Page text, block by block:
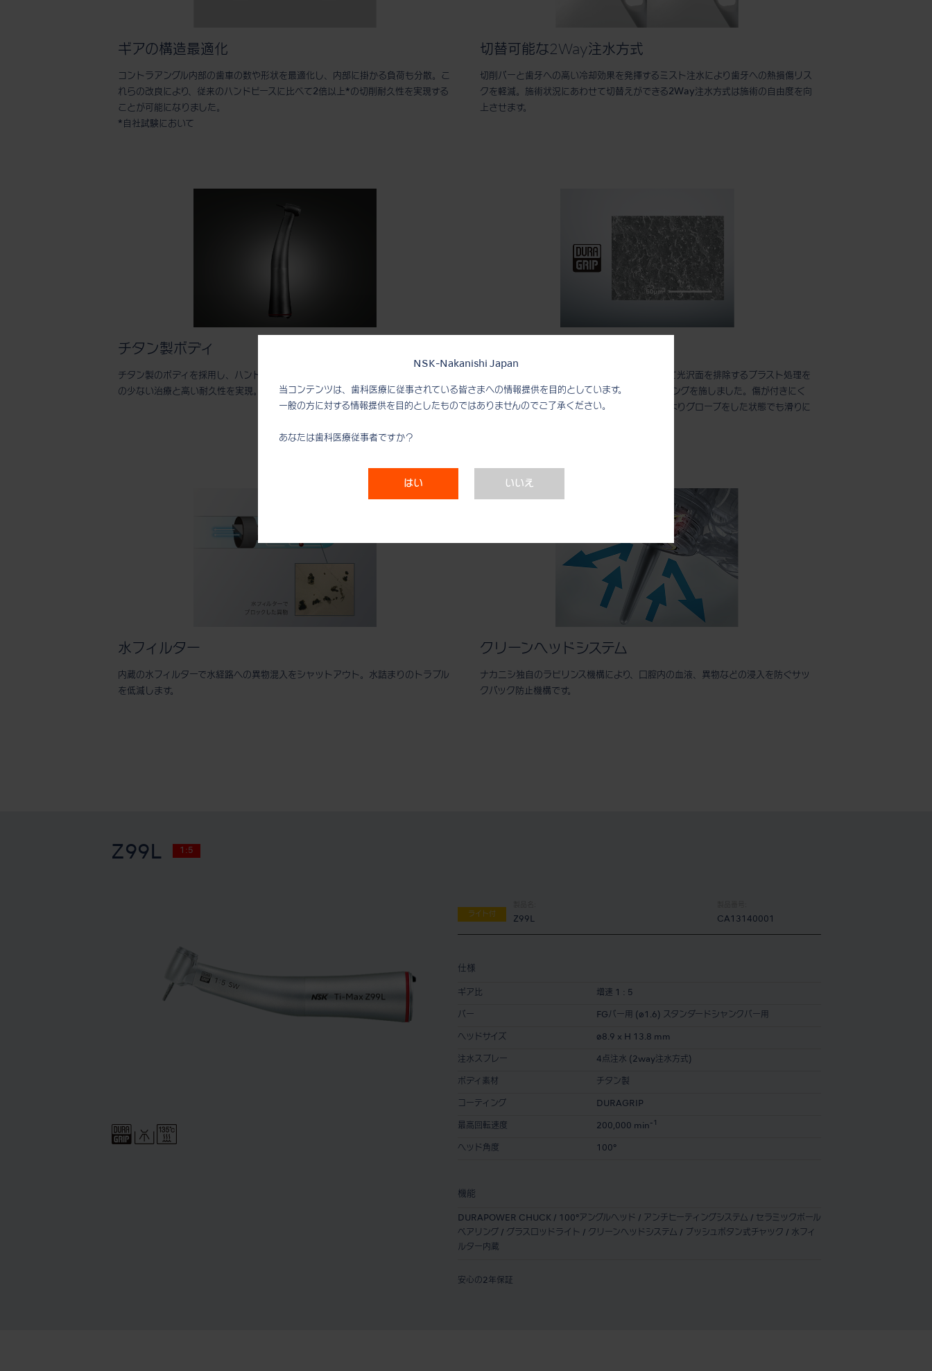
NSK-Nakanishi Japan
当コンテンツは、歯科医療に従事されている皆さまへの情報提供を目的としています。
一般の方に対する情報提供を目的としたものではありませんのでご了承ください。
あなたは歯科医療従事者ですか？
はい いいえ
ギアの構造最適化
コントラアングル内部の歯車の数や形状を最適化し、内部に掛かる負荷も分散。こ
れらの改良により、従来のハンドピースに比べて2倍以上*の切削耐久性を実現する
ことが可能になりました。
*自社試験において
切替可能な2Way注水方式
切削バーと歯牙への高い冷却効果を発揮するミスト注水により歯牙への熱損傷リス
クを軽減。施術状況にあわせて切替えができる2Way注水方式は施術の自由度を向
上させます。
チタン製ボディ
チタン製のボディを採用し、ハンドピースの軽量化・高強度化によって、手に負担
の少ない治療と高い耐久性を実現。
チタン製ボディーの表面に、微小な凹凸によって光沢面を排除するブラスト処理を
行い、その表面に独自の“DURAGRIP”コーティングを施しました。傷が付きにく
く耐久性がアップすると同時に、表面の凹凸によりグローブをした状態でも滑りに
水フィルター
内蔵の水フィルターで水経路への異物混入をシャットアウト。水詰まりのトラブル
を低減します。
クリーンヘッドシステム
ナカニシ独自のラビリンス機構により、口腔内の血液、異物などの浸入を防ぐサッ
クバック防止機構です。
Z99L 1:5
ライト付
Z99L CA13140001
仕様
ギア比 増速 1 : 5
バー FGバー用 (ø1.6) スタンダードシャンクバー用
ヘッドサイズ ø8.9 x H 13.8 mm
注水スプレー 4点注水 (2way注水方式)
ボディ素材 チタン製
コーティング DURAGRIP
最高回転速度 200,000 min -1
ヘッド角度 100°
機能
DURAPOWER CHUCK / 100°アングルヘッド / アンチヒーティングシステム / セラミックボール
ベアリング / グラスロッドライト / クリーンヘッドシステム / プッシュボタン式チャック / 水フィ
ルター内蔵
安心の2年保証